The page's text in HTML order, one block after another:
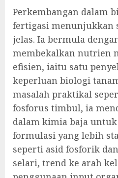
Perkembangan dalam
fertigasi menunjukkan
jelas. Ia bermula
membekalkan nutrien
efisien, iaitu satu
keperluan biologi
masalah praktikal
fosforus timbul, ia
dalam kimia baja
formulasi yang lebih
seperti asid fosforik
selari, trend ke arah